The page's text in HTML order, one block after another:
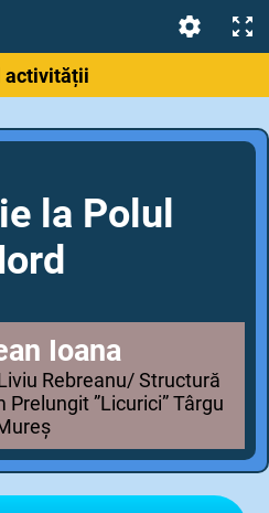
activității
la Polul
Ioana
Rebreanu/ Structură
”Licurici” Târgu